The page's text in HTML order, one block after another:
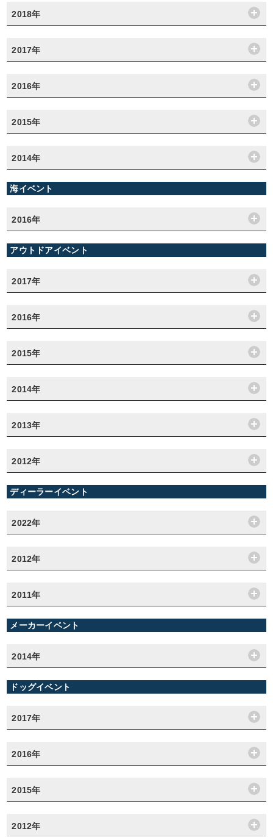
2018年
2017年
2016年
2015年
2014年
海イベント
2016年
アウトドアイベント
2017年
2016年
2015年
2014年
2013年
2012年
ディーラーイベント
2022年
2012年
2011年
メーカーイベント
2014年
ドッグイベント
2017年
2016年
2015年
2012年